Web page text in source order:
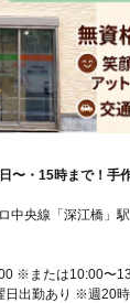
・15時まで！手
中央線「深江橋」
※または10:00〜
出勤あり ※週20